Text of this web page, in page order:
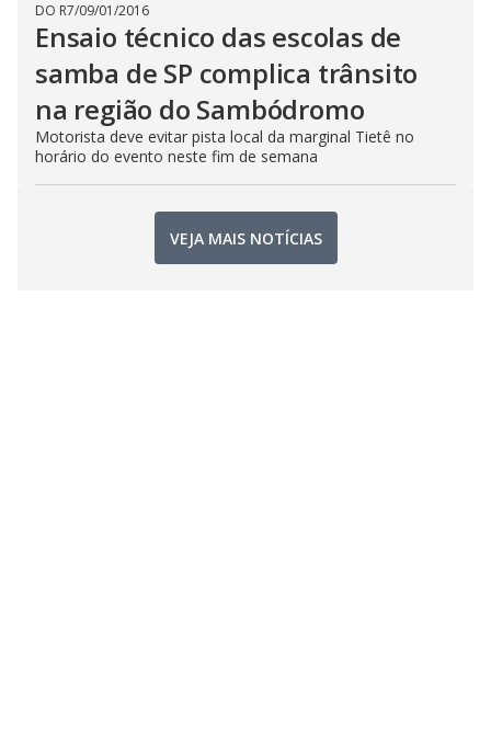
DO R7/09/01/2016
Ensaio técnico das escolas de
samba de SP complica trânsito
na região do Sambódromo
Motorista deve evitar pista local da marginal Tietê no
horário do evento neste fim de semana
VEJA MAIS NOTÍCIAS